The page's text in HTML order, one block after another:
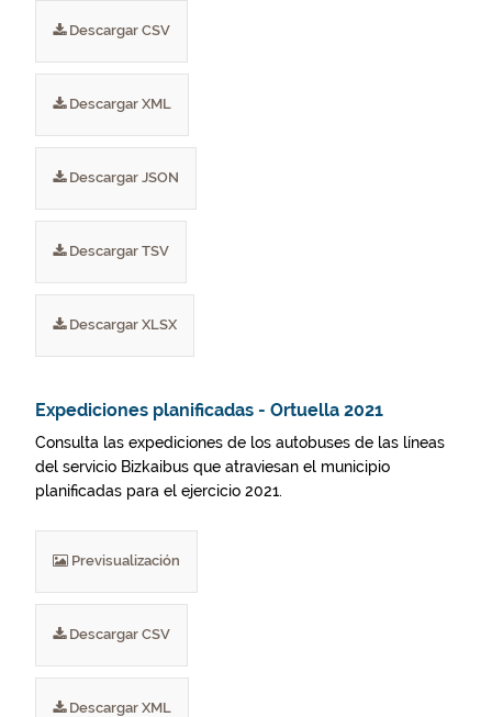
Descargar CSV
Descargar XML
Descargar JSON
Descargar TSV
Descargar XLSX
Expediciones planificadas - Ortuella 2021
Consulta las expediciones de los autobuses de las líneas
del servicio Bizkaibus que atraviesan el municipio
planificadas para el ejercicio 2021.
Previsualización
Descargar CSV
Descargar XML